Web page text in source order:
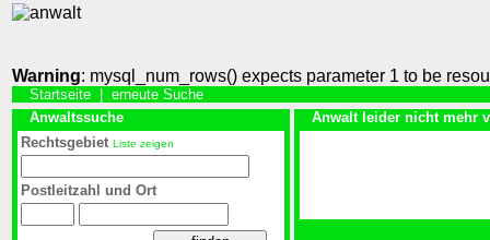
Warning: mysql_num_rows() expects parameter 1 to be
Startseite
erneute Suche
Anwaltssuche
Rechtsgebiet Liste zeigen
Postleitzahl und Ort
Anwalt leider nicht mehr